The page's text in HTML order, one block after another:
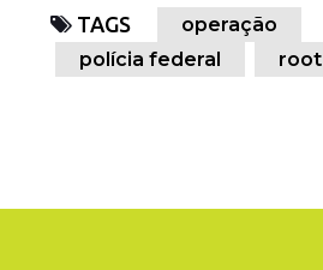
TAGS
operação
polícia federal
root